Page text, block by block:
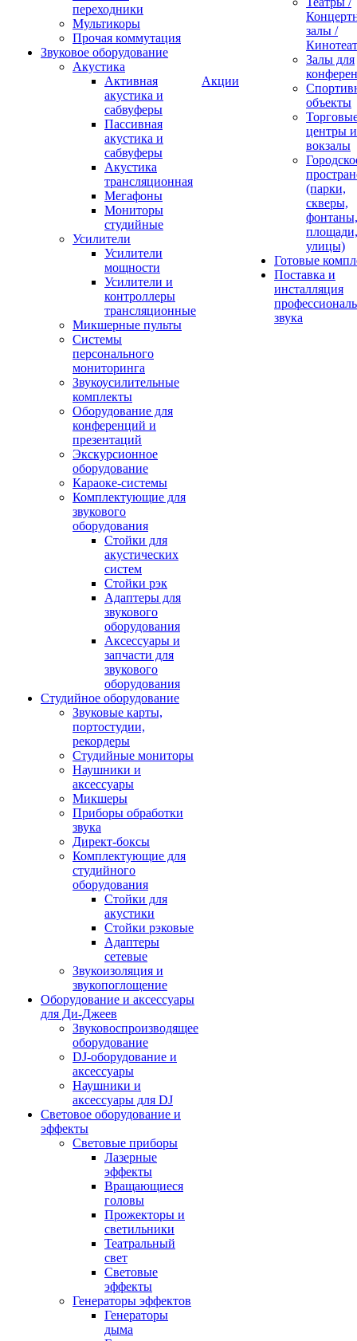
переходники
Мультикоры
Прочая коммутация
Звуковое оборудование
Акустика
Активная
акустика и
сабвуферы
Пассивная
акустика и
сабвуферы
Акустика
трансляционная
Мегафоны
Мониторы
студийные
Усилители
Усилители
мощности
Усилители и
контроллеры
трансляционные
Микшерные пульты
Системы
персонального
мониторинга
Звукоусилительные
комплекты
Оборудование для
конференций и
презентаций
Экскурсионное
оборудование
Караоке-системы
Комплектующие для
звукового
оборудования
Стойки для
акустических
систем
Стойки рэк
Адаптеры для
звукового
оборудования
Аксессуары и
запчасти для
звукового
оборудования
Студийное оборудование
Звуковые карты,
портостудии,
рекордеры
Студийные мониторы
Наушники и
аксессуары
Микшеры
Приборы обработки
звука
Директ-боксы
Комплектующие для
студийного
оборудования
Стойки для
акустики
Стойки рэковые
Адаптеры
сетевые
Звукоизоляция и
звукопоглощение
Оборудование и аксессуары
для Ди-Джеев
Звуковоспроизводящее
оборудование
DJ-оборудование и
аксессуары
Наушники и
аксессуары для DJ
Световое оборудование и
эффекты
Световые приборы
Лазерные
эффекты
Вращающиеся
головы
Прожекторы и
светильники
Театральный
свет
Световые
эффекты
Генераторы эффектов
Генераторы
дыма
Акции
залы /
Залы для
объекты
центры и
вокзалы
(парки,
скверы,
фонтаны,
площади,
улицы)
Готовые
Поставка и
инсталляция
звука